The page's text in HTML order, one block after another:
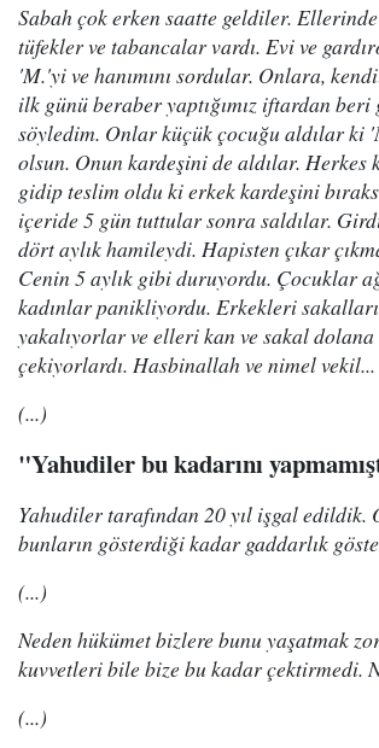
Sabah çok erken saatte geldiler.
tüfekler ve tabancalar vardı. Evi ve
'M.'yi ve hanımını sordular. Onlara,
ilk günü beraber yaptığımız iftardan
söyledim. Onlar küçük çocuğu aldılar ki
olsun. Onun kardeşini de aldılar. Herkes
gidip teslim oldu ki erkek kardeşini
içeride 5 gün tuttular sonra saldılar.
dört aylık hamileydi. Hapisten çıkar
Cenin 5 aylık gibi duruyordu. Çocuklar
kadınlar panikliyordu. Erkekleri
yakalıyorlar ve elleri kan ve sakal
çekiyorlardı. Hasbinallah ve nimel vekil...
(...)
"Yahudiler bu kadarını
Yahudiler tarafından 20 yıl işgal edildik.
bunların gösterdiği kadar gaddarlık
(...)
Neden hükümet bizlere bunu yaşatmak
kuvvetleri bile bize bu kadar çektirmedi.
(...)